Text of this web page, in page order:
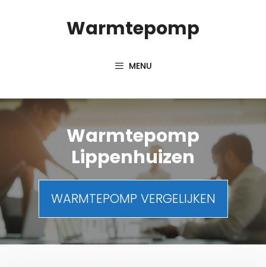
Warmtepomp
MENU
Warmtepomp
Lippenhuizen
WARMTEPOMP VERGELIJKEN